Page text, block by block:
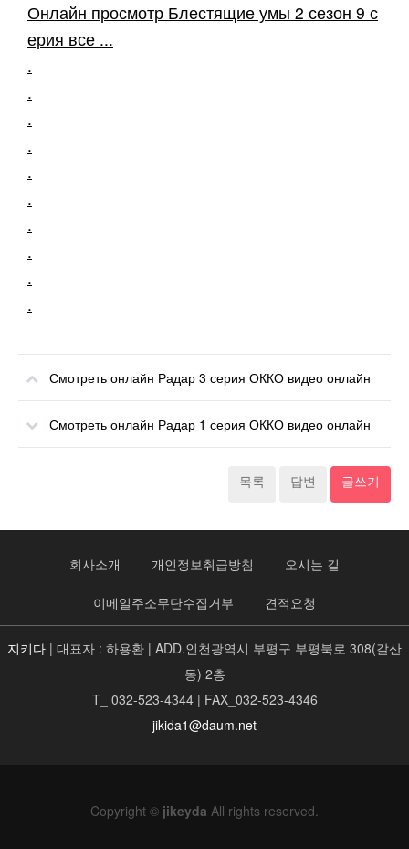
Онлайн просмотр Блестящие умы 2 сезон 9 с
ерия все ...
.
.
.
.
.
.
.
.
.
.
Смотреть онлайн Радар 3 серия ОККО видео онлайн
Смотреть онлайн Радар 1 серия ОККО видео онлайн
목록 답변 글쓰기
회사소개 개인정보취급방침 오시는 길
이메일주소무단수집거부 견적요청
지키다 | 대표자 : 하용환 | ADD.인천광역시 부평구 부평북로 308(갈산
동) 2층
T_ 032-523-4344 | FAX_032-523-4346
jikida1@daum.net
Copyright © jikeyda All rights reserved.